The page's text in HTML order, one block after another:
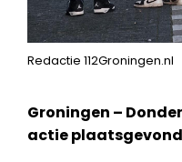
Redactie 112Groningen.nl
Groningen –
actie